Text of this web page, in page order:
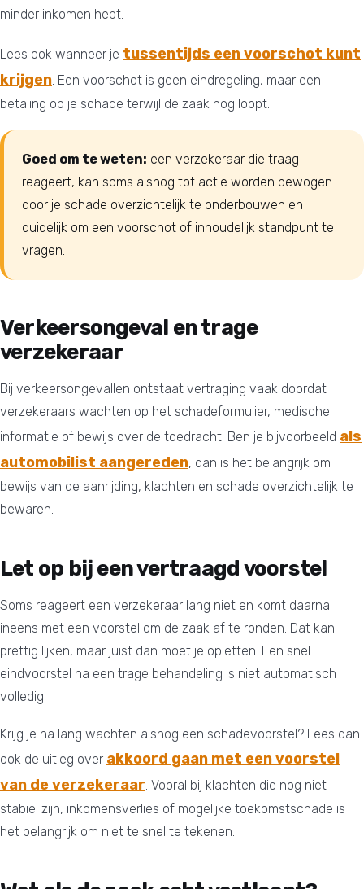
minder inkomen hebt.
Lees ook wanneer je tussentijds een voorschot kunt
krijgen. Een voorschot is geen eindregeling, maar een
betaling op je schade terwijl de zaak nog loopt.
Goed om te weten: een verzekeraar die traag
reageert, kan soms alsnog tot actie worden bewogen
door je schade overzichtelijk te onderbouwen en
duidelijk om een voorschot of inhoudelijk standpunt te
vragen.
Verkeersongeval en trage
verzekeraar
Bij verkeersongevallen ontstaat vertraging vaak doordat
verzekeraars wachten op het schadeformulier, medische
informatie of bewijs over de toedracht. Ben je bijvoorbeeld als
automobilist aangereden, dan is het belangrijk om
bewijs van de aanrijding, klachten en schade overzichtelijk te
bewaren.
Let op bij een vertraagd voorstel
Soms reageert een verzekeraar lang niet en komt daarna
ineens met een voorstel om de zaak af te ronden. Dat kan
prettig lijken, maar juist dan moet je opletten. Een snel
eindvoorstel na een trage behandeling is niet automatisch
volledig.
Krijg je na lang wachten alsnog een schadevoorstel? Lees dan
ook de uitleg over akkoord gaan met een voorstel
van de verzekeraar. Vooral bij klachten die nog niet
stabiel zijn, inkomensverlies of mogelijke toekomstschade is
het belangrijk om niet te snel te tekenen.